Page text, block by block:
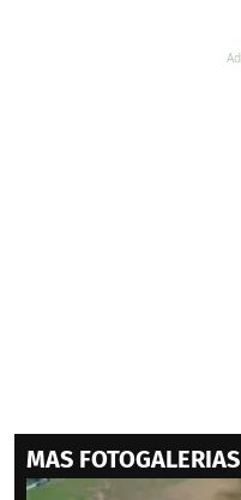
MAS FOTOGALERIAS